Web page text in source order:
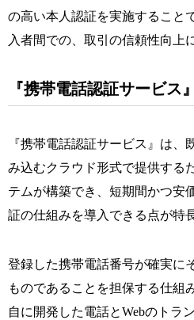
の高い本人認証を実施すること
入者間での、取引の信頼性向上
『携帯電話認証サービス
『携帯電話認証サービス』は、
み込むクラウド形式で提供する
テムが構築でき、短期間かつ安
証の仕組みを導入できる点が特
登録した携帯電話番号が確実に
ものであることを担保する仕組
自に開発した電話とWebのトラ